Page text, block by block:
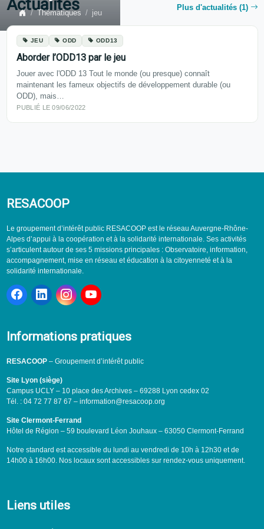
Thématiques jeu
Actualités Plus d'actualités (1)
JEU ODD ODD13
Aborder l’ODD13 par le jeu
Jouer avec l'ODD 13 Tout le monde (ou presque) connaît
maintenant les fameux objectifs de développement durable (ou
ODD), mais…
PUBLIÉ LE 09/06/2022
RESACOOP
Le groupement d’intérêt public RESACOOP est le réseau Auvergne-Rhône-
Alpes d’appui à la coopération et à la solidarité internationale. Ses activités
s’articulent autour de ses 5 missions principales : Observatoire, information,
accompagnement, mise en réseau et éducation à la citoyenneté et à la
solidarité internationale.
Informations pratiques
RESACOOP– Groupement d’intérêt public
Site Lyon (siège)
Campus UCLY – 10 place des Archives – 69288 Lyon cedex 02
Tél. : 04 72 77 87 67 – information@resacoop.org
Site Clermont-Ferrand
Hôtel de Région – 59 boulevard Léon Jouhaux – 63050 Clermont-Ferrand
Notre standard est accessible du lundi au vendredi de 10h à 12h30 et de
14h00 à 16h00. Nos locaux sont accessibles sur rendez-vous uniquement.
Liens utiles